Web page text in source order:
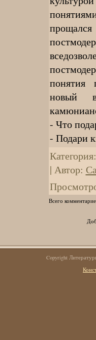
понятия
новый
- Что
- Подари
Категория:
| Автор:
Всего
Copyright